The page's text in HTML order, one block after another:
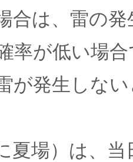
合は、雷の
率が低い場
が発生しな
夏場）は、